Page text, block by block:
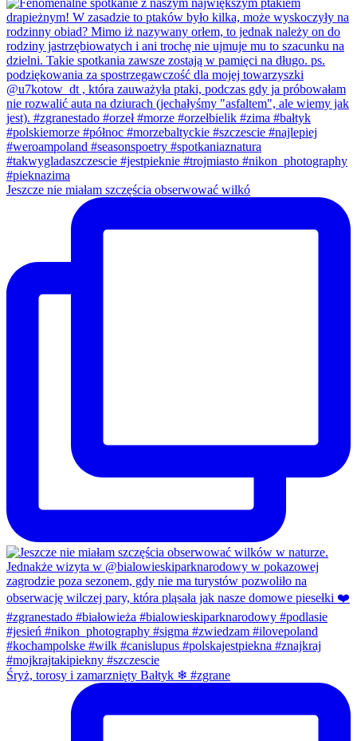
Jeszcze nie miałam szczęścia obserwować wilkó
Śryż, torosy i zamarznięty Bałtyk ❄ #zgrane